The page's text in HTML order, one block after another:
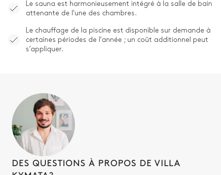
Le sauna est harmonieusement intégré à la salle de bain
attenante de l'une des chambres.
Le chauffage de la piscine est disponible sur demande à
certaines périodes de l'année ; un coût additionnel peut
s’appliquer.
DES QUESTIONS À PROPOS DE VILLA